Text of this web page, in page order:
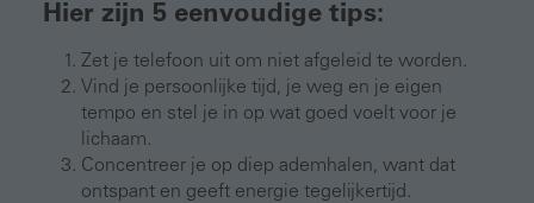
Hier zijn 5 eenvoudige tips:
Zet je telefoon uit om niet afgeleid te worden.
Vind je persoonlijke tijd, je weg en je eigen
tempo en stel je in op wat goed voelt voor je
lichaam.
Concentreer je op diep ademhalen, want dat
ontspant en geeft energie tegelijkertijd.